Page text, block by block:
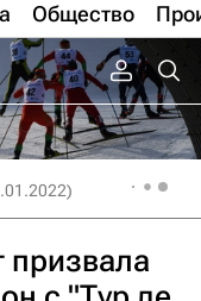
Общество
призвала